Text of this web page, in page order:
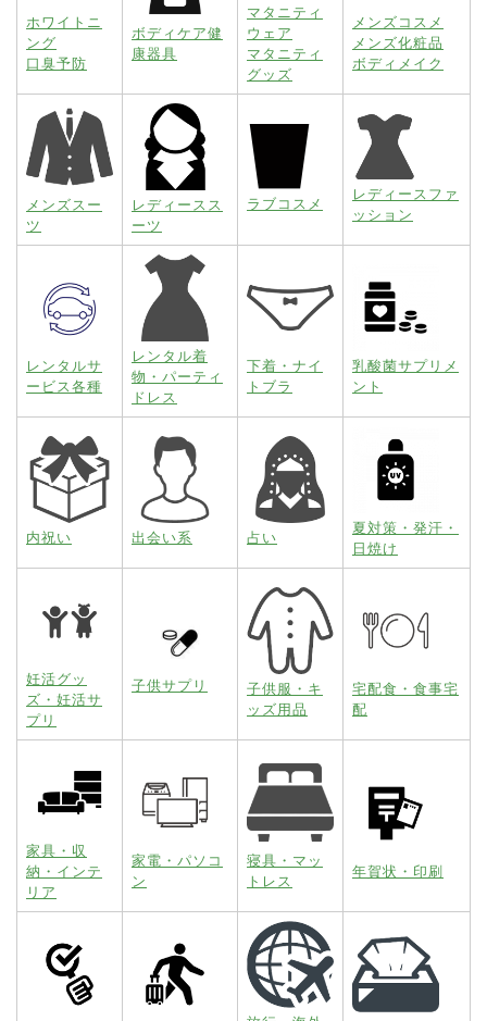
ホワイトニ
ング
口臭予防
ボディケア健
康器具
マタニティ
ウェア
マタニティ
グッズ
メンズコスメ
メンズ化粧品
ボディメイク
メンズスー
ツ
レディースス
ーツ
ラブコスメ
レディースファ
ッション
レンタルサ
ービス各種
レンタル着
物・パーティ
ドレス
下着・ナイ
トブラ
乳酸菌サプリメ
ント
内祝い 出会い系 占い
夏対策・発汗・
日焼け
妊活グッ
ズ・妊活サ
プリ
子供サプリ
子供服・キ
ッズ用品
宅配食・食事宅
配
家具・収
納・インテ
リア
家電・パソコ
ン
寝具・マッ
トレス
年賀状・印刷